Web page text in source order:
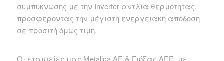
συμπύκνωσης με την Inverter αντλία θερμότητας,
προσφέροντας την μέγιστη ενεργειακή απόδοση
σε προσιτή όμως τιμή.
Οι εταιρείες μας Metalica AE & Γιόξας ΑΕΕ, με